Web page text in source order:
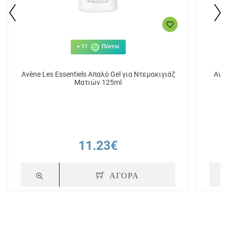
+ 11 Πόντοι
Avène Les Essentiels Απαλό Gel για Ντεμακιγιάζ
Ματιών 125ml
11.23€
ΑΓΟΡΑ